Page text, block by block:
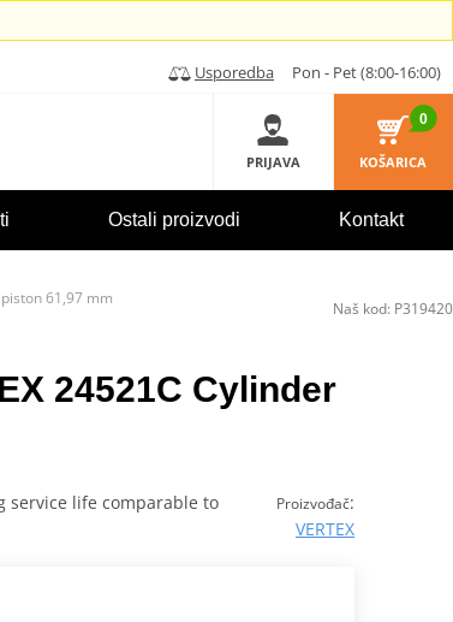
Usporedba Pon - Pet (8:00-16:00)
PRIJAVA
0
KOŠARICA
Ostali proizvodi Kontakt
61,97 mm
24521C Cylinder
Proizvođač:
VERTEX
service life comparable to
Naš kod: P319420